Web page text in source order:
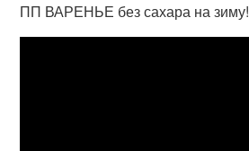
ПП ВАРЕНЬЕ без сахара на зиму!